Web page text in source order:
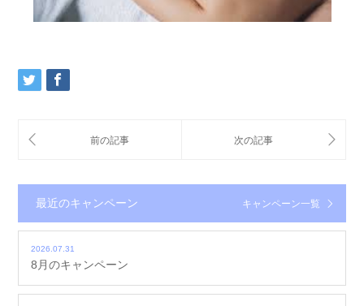
最近のキャンペーン キャンペーン一覧
2026.07.31
8月のキャンペーン